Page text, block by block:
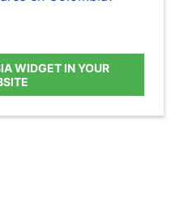
WIDGET IN YOUR